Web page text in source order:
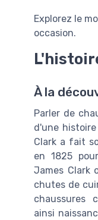
Explorez le
occasion.
À la
Parler de
d'une
Clark a fait
en 1825
James Clark
chutes de
chaussures
ainsi